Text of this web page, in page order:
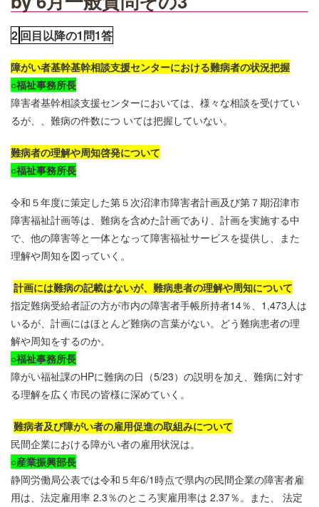
2回目以降の1問1答
障がい者基幹基幹相談支援センターにおける難病者の状況把握
○福祉事務所長
障害者基幹相談支援センターにおいては、様々な相談を受けてい
るが、、難病の件数につ いては把握していない。
難病者の理解や周知啓発について
○福祉事務所長
令和５年度に策定した第５次沼津市障害者計画及び第７期沼津市
障害福祉計画等は、難病を含めた計画であり、計画を実施する中
で、他の障害等と一体となって障害福祉サービスを提供し、また
理解や周知を図っていく。
計画には難病の記載はないが、難病患者の理解や周知について
指定難病受給者証の方が市内の障害者手帳所持者14％、 1,473人は
いるが、計画にはほとんど難病の言葉がない。どう難病患者の理
解や周知をするのか。
○福祉事務所長
障がい福祉課のHPに難病の日（5/23）の説明を加え、難病に対す
る理解を広く市民の皆様に深めていく。
難病者及び障がい者の雇用促進の取組みについて
民間企業における障がい者の雇用状況は。
○産業振興部長
静岡労働局公表では令和５年6/1時点で県内の民間企業の障害者雇
用は、法定雇用率 2.3％のところ実雇用率は 2.37％。また、 法定